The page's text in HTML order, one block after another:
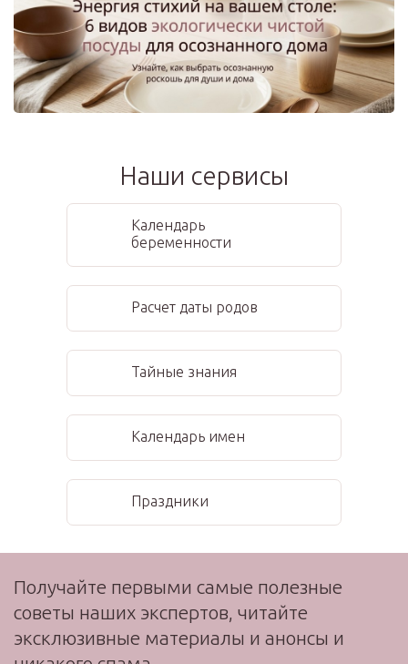
Наши сервисы
Календарь
беременности
Расчет даты родов
Тайные знания
Календарь имен
Праздники
Получайте первыми самые полезные
советы наших экспертов, читайте
эксклюзивные материалы и анонсы и